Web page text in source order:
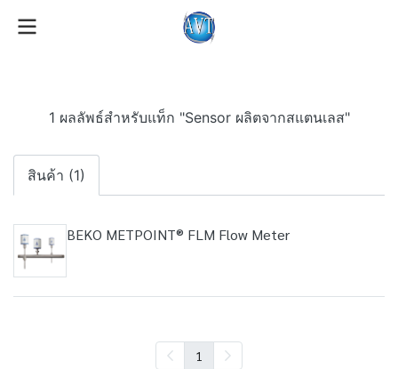
1 ผลลัพธ์สำหรับแท็ก "Sensor ผลิตจากสแตนเลส"
สินค้า (1)
BEKO METPOINT® FLM Flow Meter
1